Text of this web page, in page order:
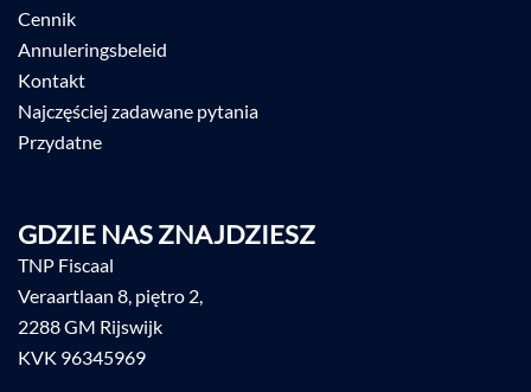
Cennik
Annuleringsbeleid
Kontakt
Najczęściej zadawane pytania
Przydatne
GDZIE NAS ZNAJDZIESZ
TNP Fiscaal
Veraartlaan 8, piętro 2,
2288 GM Rijswijk
KVK 96345969